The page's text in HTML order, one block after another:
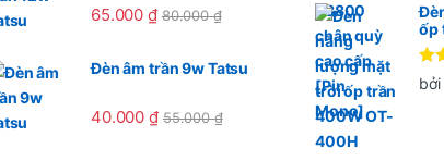
65.000₫ 80.000₫
Đèn âm trần 9w Tatsu
40.000₫ 55.000₫
ốp
bởi